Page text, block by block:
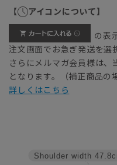
【 アイコンについて】
の表
注文画面でお急ぎ発送を選
さらにメルマガ会員様は
となります。（補正商品の
詳しくはこちら
Shoulder width